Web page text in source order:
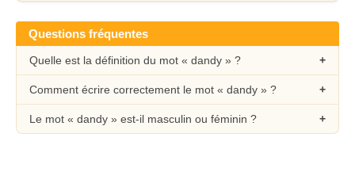
Questions fréquentes
Quelle est la définition du mot « dandy » ?
Comment écrire correctement le mot « dandy » ?
Le mot « dandy » est-il masculin ou féminin ?